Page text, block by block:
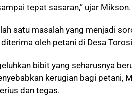
tepat sasaran,” ujar Mikson.
satu masalah yang menjadi
oleh petani di Desa
bibit yang seharusnya
kerugian bagi petani,
dan tegas.